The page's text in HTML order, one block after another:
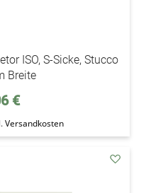
ISO, S-Sicke, Stucco
Breite
€
Versandkosten